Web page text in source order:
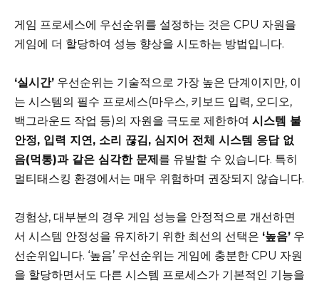
게임 프로세스에 우선순위를 설정하는 것은 CPU 자원을
게임에 더 할당하여 성능 향상을 시도하는 방법입니다.
‘실시간’ 우선순위는 기술적으로 가장 높은 단계이지만, 이
는 시스템의 필수 프로세스(마우스, 키보드 입력, 오디오,
백그라운드 작업 등)의 자원을 극도로 제한하여 시스템 불
안정, 입력 지연, 소리 끊김, 심지어 전체 시스템 응답 없
음(먹통)과 같은 심각한 문제 를 유발할 수 있습니다. 특히
멀티태스킹 환경에서는 매우 위험하며 권장되지 않습니다.
경험상, 대부분의 경우 게임 성능을 안정적으로 개선하면
서 시스템 안정성을 유지하기 위한 최선의 선택은 ‘높음’ 우
선순위입니다. ‘높음’ 우선순위는 게임에 충분한 CPU 자원
을 할당하면서도 다른 시스템 프로세스가 기본적인 기능을